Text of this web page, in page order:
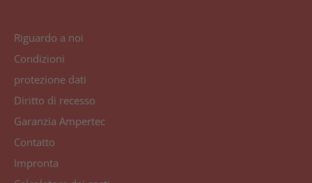
Riguardo a noi
Condizioni
protezione dati
Diritto di recesso
Garanzia Ampertec
Contatto
Impronta